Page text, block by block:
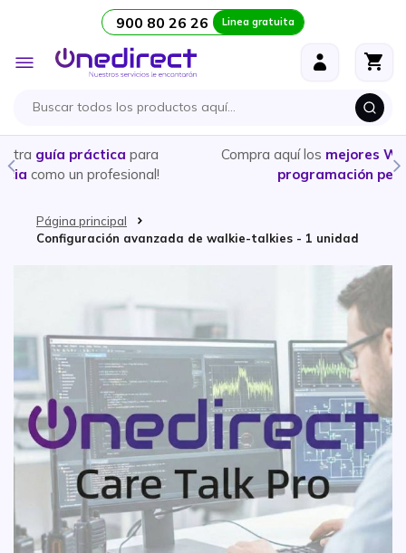
900 80 26 26 Linea gratuita
Toggle
Nav
Compra aquí los mejores Walkies con licenciay
programación personalizada
Página principal
Configuración avanzada de walkie-talkies - 1 unidad